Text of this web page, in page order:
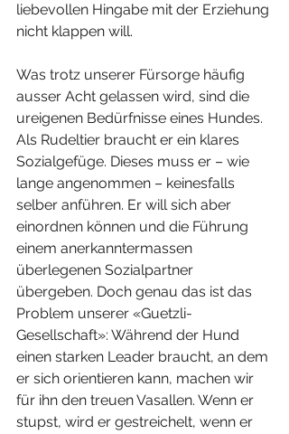
liebevollen Hingabe mit der Erziehung
nicht klappen will.
Was trotz unserer Fürsorge häufig
ausser Acht gelassen wird, sind die
ureigenen Bedürfnisse eines Hundes.
Als Rudeltier braucht er ein klares
Sozialgefüge. Dieses muss er – wie
lange angenommen – keinesfalls
selber anführen. Er will sich aber
einordnen können und die Führung
einem anerkanntermassen
überlegenen Sozialpartner
übergeben. Doch genau das ist das
Problem unserer «Guetzli-
Gesellschaft»: Während der Hund
einen starken Leader braucht, an dem
er sich orientieren kann, machen wir
für ihn den treuen Vasallen. Wenn er
stupst, wird er gestreichelt, wenn er